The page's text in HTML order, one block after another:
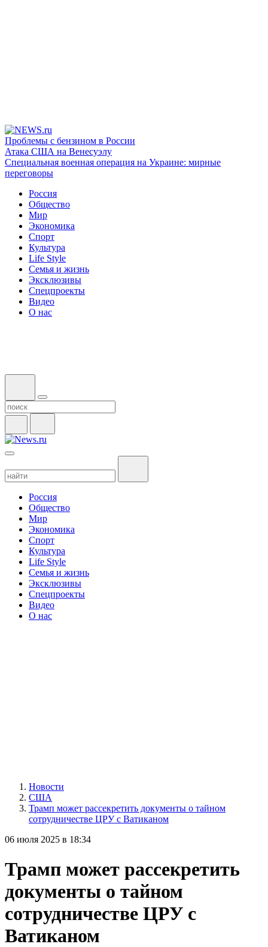
Проблемы с бензином в России
Атака США на Венесуэлу
Специальная военная операция на Украине: мирные
переговоры
Россия
Общество
Мир
Экономика
Спорт
Культура
Life Style
Семья и жизнь
Эксклюзивы
Спецпроекты
Видео
О нас
Россия
Общество
Мир
Экономика
Спорт
Культура
Life Style
Семья и жизнь
Эксклюзивы
Спецпроекты
Видео
О нас
Новости
США
Трамп может рассекретить документы о тайном
сотрудничестве ЦРУ с Ватиканом
06 июля 2025 в 18:34
Трамп может рассекретить
документы о тайном
сотрудничестве ЦРУ с
Ватиканом